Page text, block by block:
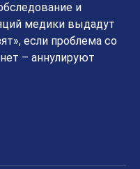
и
медики выдадут
если проблема со
– аннулируют